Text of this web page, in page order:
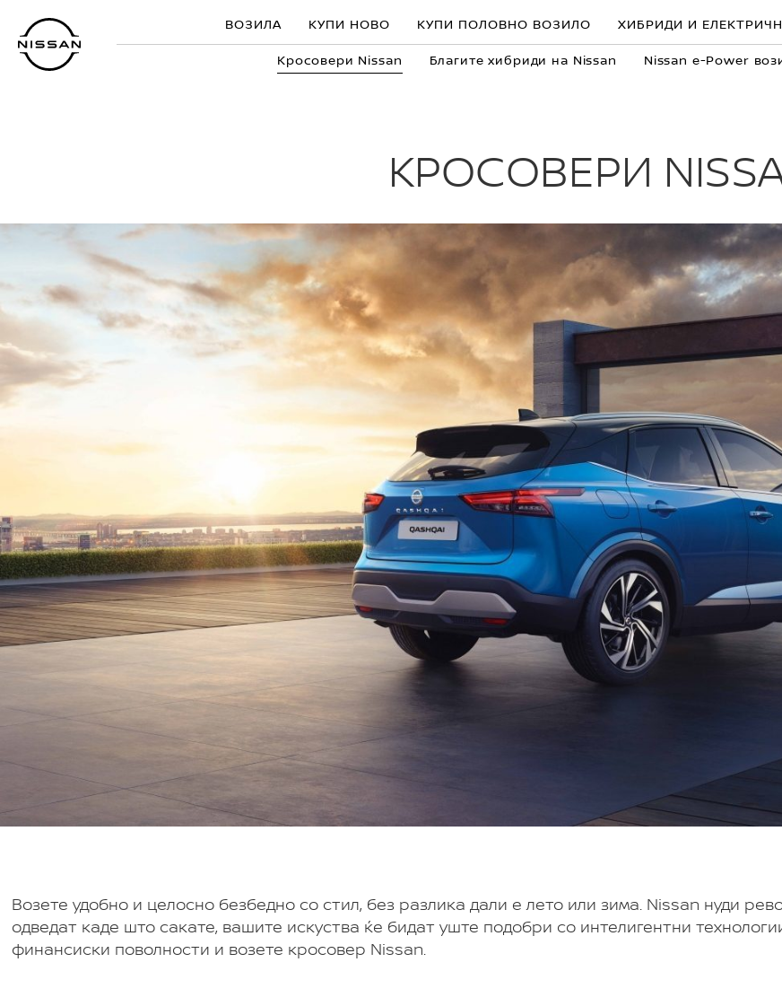
главната
содржина
ВОЗИЛА КУПИ НОВО КУПИ ПОЛОВНО ВОЗИЛО ХИБРИДИ И
Кросовери Nissan Благите хибриди на Nissan Nissan e-Power
КРОСОВЕРИ
Возете удобно и целоснo безбедно со стил, бeз разлика дали е лето или зима. Nissan нуди
одведат каде што сакате, вашите искуства ќе бидат уште подобри со интелигентни
финансиски поволности и возете кросовер Nissan.